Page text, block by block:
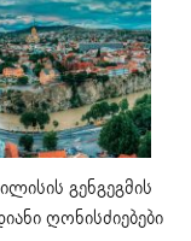
გენგეგმის
ღონისძიებები